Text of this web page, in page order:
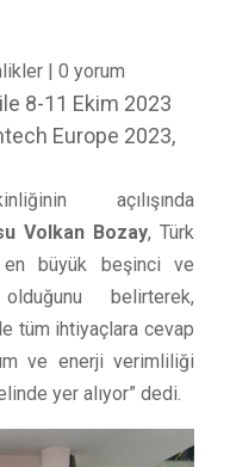
| 0 yorum
8-11 Ekim 2023
Europe 2023,
açılışında
Volkan Bozay, Türk
en büyük beşinci ve
belirterek,
tüm ihtiyaçlara cevap
ve enerji verimliliği
yer alıyor” dedi.